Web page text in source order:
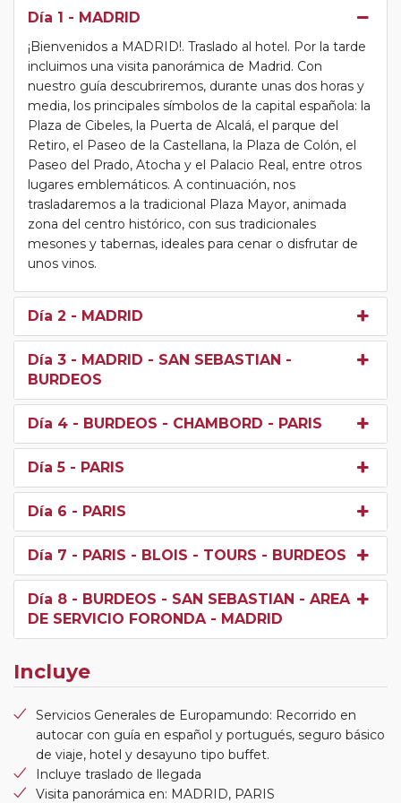
Día 1 - MADRID
¡Bienvenidos a MADRID!. Traslado al hotel. Por la tarde
incluimos una visita panorámica de Madrid. Con
nuestro guía descubriremos, durante unas dos horas y
media, los principales símbolos de la capital española: la
Plaza de Cibeles, la Puerta de Alcalá, el parque del
Retiro, el Paseo de la Castellana, la Plaza de Colón, el
Paseo del Prado, Atocha y el Palacio Real, entre otros
lugares emblemáticos. A continuación, nos
trasladaremos a la tradicional Plaza Mayor, animada
zona del centro histórico, con sus tradicionales
mesones y tabernas, ideales para cenar o disfrutar de
unos vinos.
Día 2 - MADRID
Día 3 - MADRID - SAN SEBASTIAN -
BURDEOS
Día 4 - BURDEOS - CHAMBORD - PARIS
Día 5 - PARIS
Día 6 - PARIS
Día 7 - PARIS - BLOIS - TOURS - BURDEOS
Día 8 - BURDEOS - SAN SEBASTIAN - AREA
DE SERVICIO FORONDA - MADRID
Incluye
Servicios Generales de Europamundo: Recorrido en
autocar con guía en español y portugués, seguro básico
de viaje, hotel y desayuno tipo buffet.
Incluye traslado de llegada
Visita panorámica en: MADRID, PARIS